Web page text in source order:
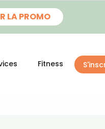
LA PROMO
Fitness